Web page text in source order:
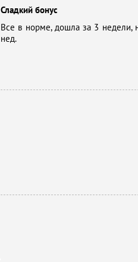
Сладкий бонус
Все в норме, дошла за 3 недели,
нед.